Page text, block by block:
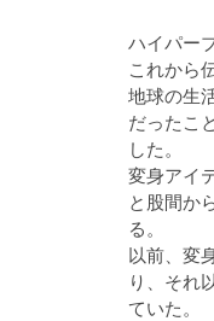
ハイパー
これから
地球の生
だったこ
した。
変身アイ
と股間か
る。
以前、変
り、それ
ていた。